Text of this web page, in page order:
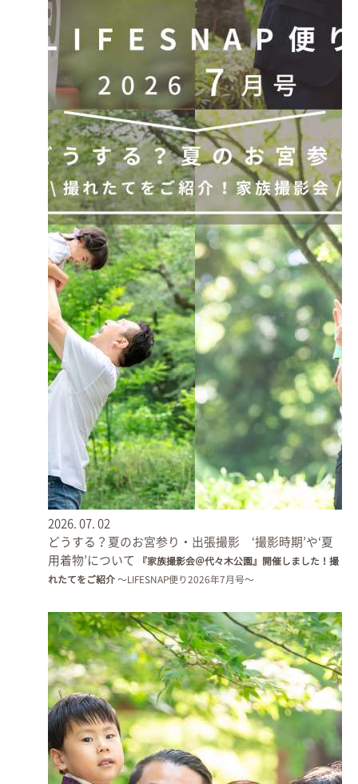
● 北参道
広く綺麗に整備された参道です。
2026. 07. 02
どうする？夏のお宮参り・出張撮影 ‘撮影時期’や‘夏
用着物’について
『家族撮影会＠代々木公園』開催しました！撮
れたてをご紹介 〜LIFESNAP便り2026年7月号〜